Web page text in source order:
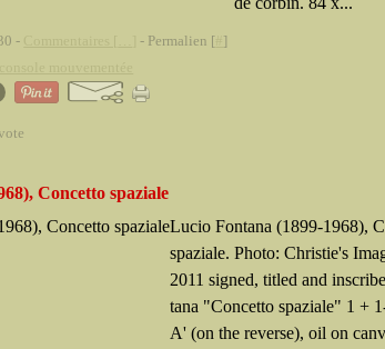
- - Permalien [ ]
Concetto spaziale
Lucio Fontana (1899-1968),
spaziale. Photo: Christie's
2011 signed, titled and
tana "Concetto spaziale" 1 +
A' (on the reverse), oil on